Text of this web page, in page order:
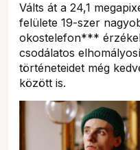
Válts át a 24,1
felülete 19-szer
okostelefon***
csodálatos
történeteidet még
között is.